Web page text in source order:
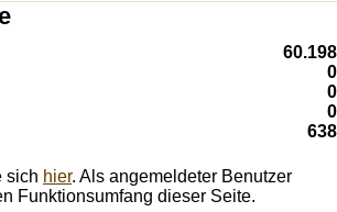
60.198
0
0
0
638
sich hier. Als angemeldeter Benutzer
Funktionsumfang dieser Seite.